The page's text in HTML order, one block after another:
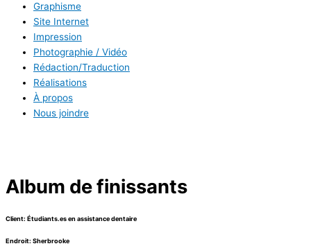
Graphisme
Site Internet
Impression
Photographie / Vidéo
Rédaction/Traduction
Réalisations
À propos
Nous joindre
Album de finissants
Client: Étudiants.es en assistance dentaire
Endroit: Sherbrooke